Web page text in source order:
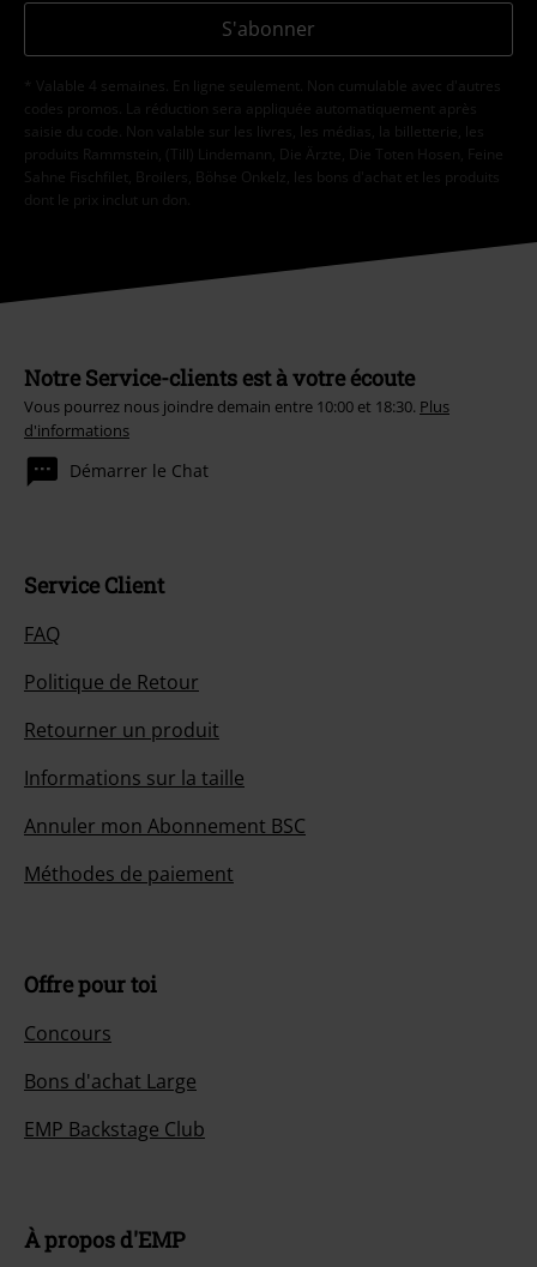
S'abonner
* Valable 4 semaines. En ligne seulement. Non cumulable avec d'autres
codes promos. La réduction sera appliquée automatiquement après
saisie du code. Non valable sur les livres, les médias, la billetterie, les
produits Rammstein, (Till) Lindemann, Die Ärzte, Die Toten Hosen, Feine
Sahne Fischfilet, Broilers, Böhse Onkelz, les bons d'achat et les produits
dont le prix inclut un don.
Notre Service-clients est à votre écoute
Vous pourrez nous joindre demain entre 10:00 et 18:30. Plus
d'informations
Démarrer le Chat
Service Client
FAQ
Politique de Retour
Retourner un produit
Informations sur la taille
Annuler mon Abonnement BSC
Méthodes de paiement
Offre pour toi
Concours
Bons d'achat Large
EMP Backstage Club
À propos d'EMP